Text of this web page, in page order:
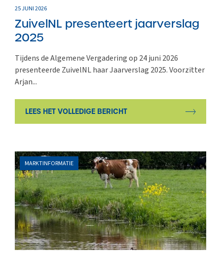
25 JUNI 2026
ZuivelNL presenteert jaarverslag
2025
Tijdens de Algemene Vergadering op 24 juni 2026
presenteerde ZuivelNL haar Jaarverslag 2025. Voorzitter
Arjan...
LEES HET VOLLEDIGE BERICHT
MARKTINFORMATIE